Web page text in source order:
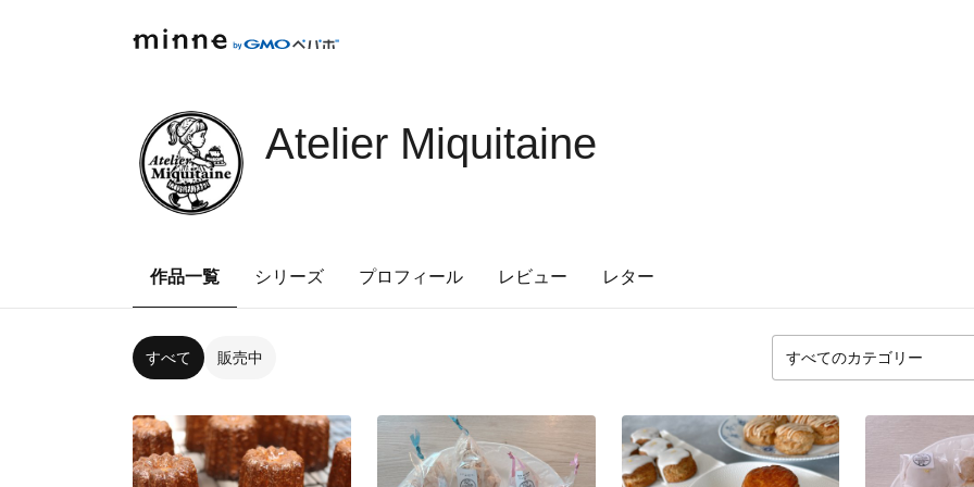
Atelier Miquitaine
作品一覧 シリーズ プロフィール レビュー レター
すべて 販売中